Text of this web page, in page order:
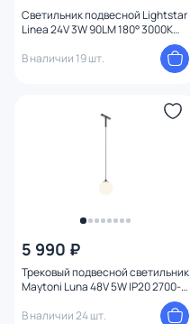
Светильник подвесной Lightstar
Linea 24V 3W 90LM 180° 3000K
черный/белый матовый 206737
В наличии 19 шт.
5 990 ₽
Трековый подвесной светильник
Maytoni Luna 48V 5W IP20 2700-
В наличии 24 шт.